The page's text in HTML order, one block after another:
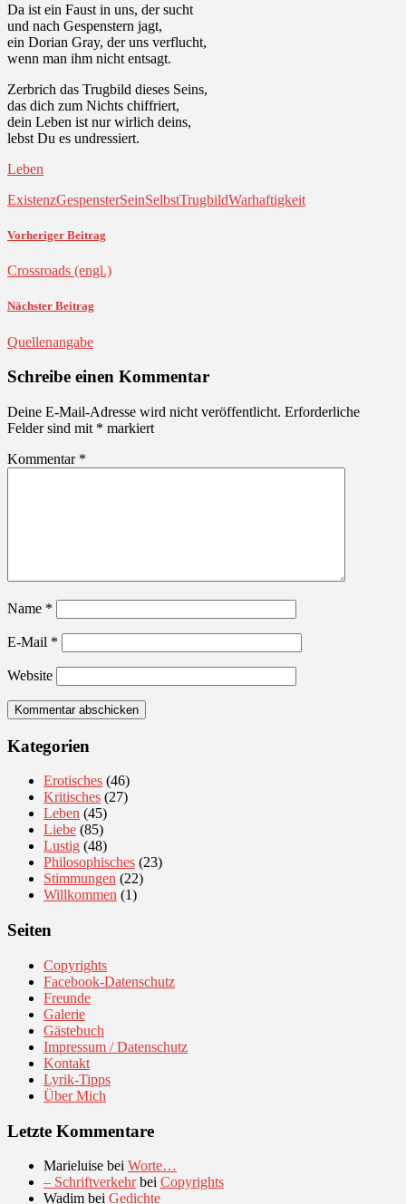
Da ist ein Faust in uns, der sucht
und nach Gespenstern jagt,
ein Dorian Gray, der uns verflucht,
wenn man ihm nicht entsagt.
Zerbrich das Trugbild dieses Seins,
das dich zum Nichts chiffriert,
dein Leben ist nur wirlich deins,
lebst Du es undressiert.
Leben
ExistenzGespensterSeinSelbstTrugbildWarhaftigkeit
Vorheriger Beitrag
Crossroads (engl.)
Nächster Beitrag
Quellenangabe
Schreibe einen Kommentar
Deine E-Mail-Adresse wird nicht veröffentlicht. Erforderliche
Felder sind mit * markiert
Kommentar *
Name *
E-Mail *
Website
Kategorien
Erotisches (46)
Kritisches (27)
Leben (45)
Liebe (85)
Lustig (48)
Philosophisches (23)
Stimmungen (22)
Willkommen (1)
Seiten
Copyrights
Facebook-Datenschutz
Freunde
Galerie
Gästebuch
Impressum / Datenschutz
Kontakt
Lyrik-Tipps
Über Mich
Letzte Kommentare
Marieluise bei Worte…
– Schriftverkehrbei Copyrights
Wadim bei Gedichte